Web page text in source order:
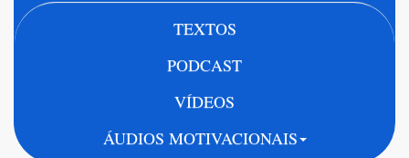
TEXTOS
PODCAST
VÍDEOS
ÁUDIOS MOTIVACIONAIS